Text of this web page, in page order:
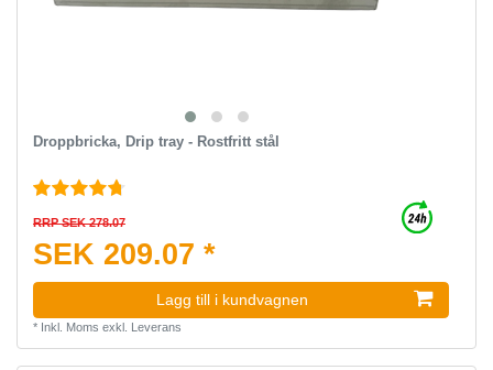
Droppbricka, Drip tray - Rostfritt stål
RRP SEK 278.07
SEK 209.07 *
Lagg till i kundvagnen
* Inkl. Moms exkl. Leverans